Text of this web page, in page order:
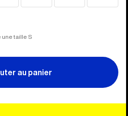
une taille S
au panier